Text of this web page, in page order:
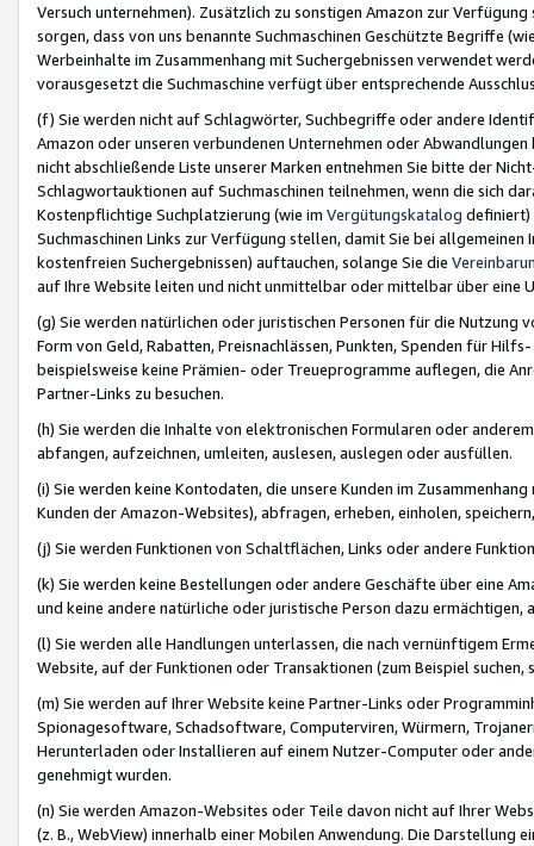
Versuch unternehmen). Zusätzlich zu sonstigen Amazon zur
sorgen, dass von uns benannte Suchmaschinen Geschützte Begriffe
Werbeinhalte im Zusammenhang mit Suchergebnissen verwendet
vorausgesetzt die Suchmaschine verfügt über entsprechende
(f) Sie werden nicht auf Schlagwörter, Suchbegriffe oder andere
Amazon oder unseren verbundenen Unternehmen oder
nicht abschließende Liste unserer Marken entnehmen Sie bitte der
Schlagwortauktionen auf Suchmaschinen teilnehmen, wenn die sich
Kostenpflichtige Suchplatzierung (wie im Vergütungskatalog definiert)
Suchmaschinen Links zur Verfügung stellen, damit Sie bei
kostenfreien Suchergebnissen) auftauchen, solange Sie die
auf Ihre Website leiten und nicht unmittelbar oder mittelbar über eine
(g) Sie werden natürlichen oder juristischen Personen für die Nutzung
Form von Geld, Rabatten, Preisnachlässen, Punkten, Spenden für
beispielsweise keine Prämien- oder Treueprogramme auflegen, die
Partner-Links zu besuchen.
(h) Sie werden die Inhalte von elektronischen Formularen oder
abfangen, aufzeichnen, umleiten, auslesen, auslegen oder ausfüllen.
(i) Sie werden keine Kontodaten, die unsere Kunden im
Kunden der Amazon-Websites), abfragen, erheben, einholen,
(j) Sie werden Funktionen von Schaltflächen, Links oder andere
(k) Sie werden keine Bestellungen oder andere Geschäfte über eine
und keine andere natürliche oder juristische Person dazu
(l) Sie werden alle Handlungen unterlassen, die nach vernünftigem
Website, auf der Funktionen oder Transaktionen (zum Beispiel
(m) Sie werden auf Ihrer Website keine Partner-Links oder
Spionagesoftware, Schadsoftware, Computerviren, Würmern,
Herunterladen oder Installieren auf einem Nutzer-Computer oder
genehmigt wurden.
(n) Sie werden Amazon-Websites oder Teile davon nicht auf Ihrer
(z. B., WebView) innerhalb einer Mobilen Anwendung. Die Darstellung